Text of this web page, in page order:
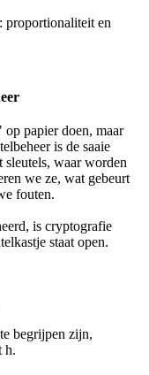
proportionaliteit en
papier doen, maar
is de saaie
waar worden
we ze, wat gebeurt
fouten.
is cryptografie
staat open.
begrijpen zijn,
h.